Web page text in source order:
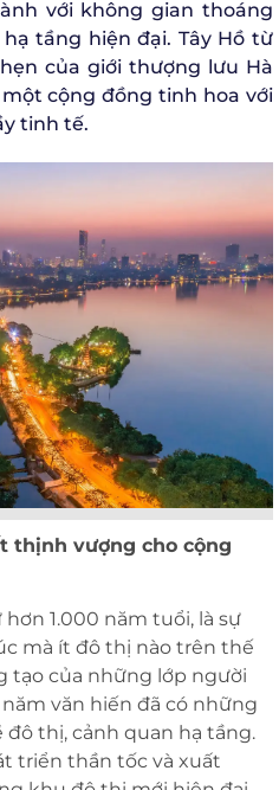
với không gian thoáng
tầng hiện đại. Tây Hồ từ
của giới thượng lưu Hà
cộng đồng tinh hoa với
tinh tế.
thịnh vượng cho cộng
1.000 năm tuổi, là sự
mà ít đô thị nào trên thế
tạo của những lớp người
văn hiến đã có những
thị, cảnh quan hạ tầng.
triển thần tốc và xuất